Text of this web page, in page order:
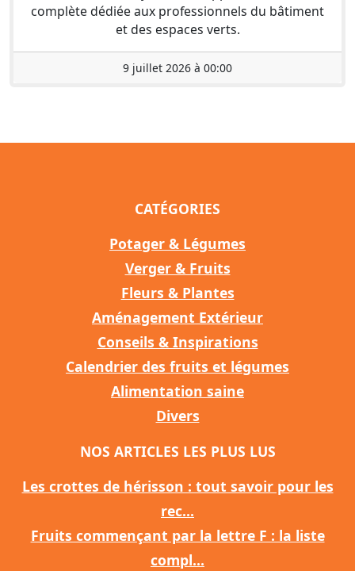
complète dédiée aux professionnels du bâtiment
et des espaces verts.
9 juillet 2026 à 00:00
CATÉGORIES
Potager & Légumes
Verger & Fruits
Fleurs & Plantes
Aménagement Extérieur
Conseils & Inspirations
Calendrier des fruits et légumes
Alimentation saine
Divers
NOS ARTICLES LES PLUS LUS
Les crottes de hérisson : tout savoir pour les
rec...
Fruits commençant par la lettre F : la liste
compl...